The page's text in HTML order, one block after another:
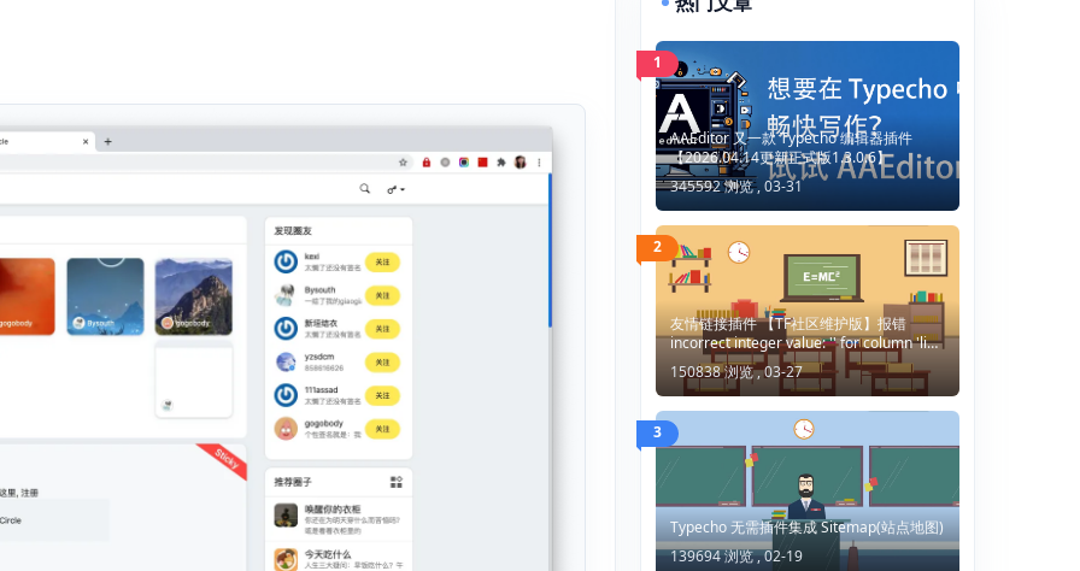
1
AAEditor 又一款 Typecho 编辑器插件
【2026.04.14更新正式版1.3.0.6】
345592 浏览 ,03-31
2
友情链接插件 【TF社区维护版】报错
incorrect integer value: '' for column 'lid'
at row 1
150838 浏览 ,03-27
3
Typecho 无需插件集成 Sitemap(站点地图)
139694 浏览 ,02-19